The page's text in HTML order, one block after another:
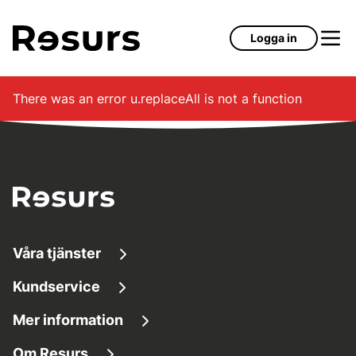
Logga in
There was an error u.replaceAll is not a function
Våra tjänster
Låna pengar
Sparkonton
Kundservice
Kundservice
Mer information